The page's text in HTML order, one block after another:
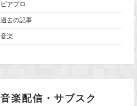
ピアプロ
過去の記事
音楽
音楽配信・サブスク